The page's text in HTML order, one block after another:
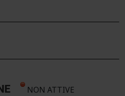
NON ATTIVE